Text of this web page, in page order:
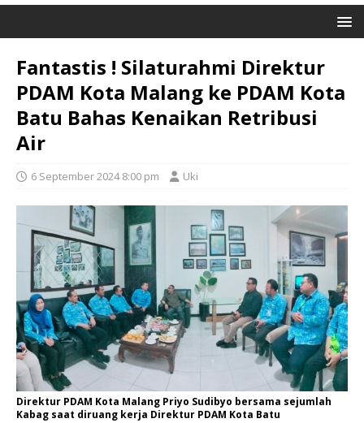
Fantastis ! Silaturahmi Direktur
PDAM Kota Malang ke PDAM Kota
Batu Bahas Kenaikan Retribusi
Air
6 September 2024 8:00 pm Uki
Direktur PDAM Kota Malang Priyo Sudibyo bersama sejumlah
Kabag saat diruang kerja Direktur PDAM Kota Batu